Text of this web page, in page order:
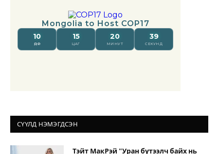
СҮҮЛД НЭМЭГДСЭН
Тэйт МакРэй “Уран бүтээлч байх нь